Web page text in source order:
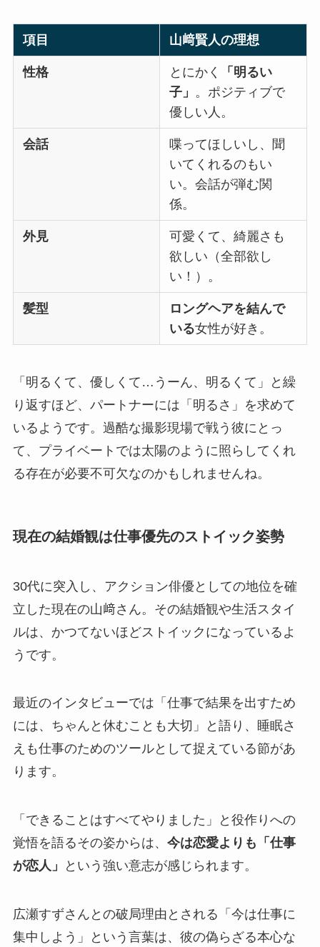
項目 山﨑賢人の理想
性格 とにかく
「明るい
子」 。ポジティブで
優しい人。
会話
喋ってほしいし、聞
いてくれるのもい
い。会話が弾む関
係。
外見
可愛くて、綺麗さも
欲しい（全部欲し
い！）。
髪型
ロングヘアを結んで
いる女性が好き。
「明るくて、優しくて…うーん、明るくて」と繰
り返すほど、パートナーには「明るさ」を求めて
いるようです。過酷な撮影現場で戦う彼にとっ
て、プライベートでは太陽のように照らしてくれ
る存在が必要不可欠なのかもしれませんね。
現在の結婚観は仕事優先のストイック姿勢
30代に突入し、アクション俳優としての地位を確
立した現在の山﨑さん。その結婚観や生活スタイ
ルは、かつてないほどストイックになっているよ
うです。
最近のインタビューでは「仕事で結果を出すため
には、ちゃんと休むことも大切」と語り、睡眠さ
えも仕事のためのツールとして捉えている節があ
ります。
「できることはすべてやりました」と役作りへの
覚悟を語るその姿からは、 今は恋愛よりも「仕事
が恋人」
という強い意志が感じられます。
広瀬すずさんとの破局理由とされる「今は仕事に
集中しよう」という言葉は、彼の偽らざる本心な